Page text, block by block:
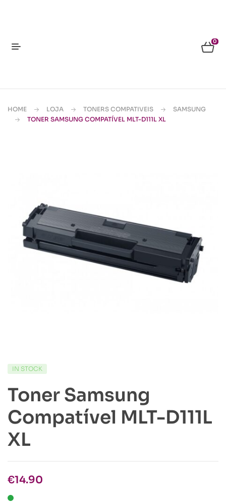
0
HOME LOJA TONERS COMPATIVEIS
SAMSUNG
TONER SAMSUNG COMPATÍVEL MLT-D111L XL
IN STOCK
Toner Samsung
Compatível MLT-D111L
XL
€14.90